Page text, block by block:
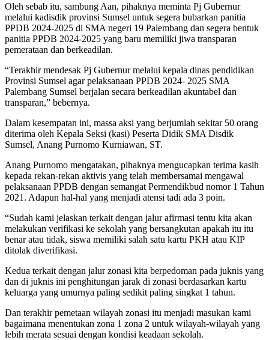
Oleh sebab itu, sambung Aan, pihaknya meminta Pj Gubernur
melalui kadisdik provinsi Sumsel untuk segera bubarkan panitia
PPDB 2024-2025 di SMA negeri 19 Palembang dan segera bentuk
panitia PPDB 2024-2025 yang baru memiliki jiwa transparan
pemerataan dan berkeadilan.
“Terakhir mendesak Pj Gubernur melalui kepala dinas pendidikan
Provinsi Sumsel agar pelaksanaan PPDB 2024- 2025 SMA
Palembang Sumsel berjalan secara berkeadilan akuntabel dan
transparan,” bebernya.
Dalam kesempatan ini, massa aksi yang berjumlah sekitar 50 orang
diterima oleh Kepala Seksi (kasi) Peserta Didik SMA Disdik
Sumsel, Anang Purnomo Kurniawan, ST.
Anang Purnomo mengatakan, pihaknya mengucapkan terima kasih
kepada rekan-rekan aktivis yang telah membersamai mengawal
pelaksanaan PPDB dengan semangat Permendikbud nomor 1 Tahun
2021. Adapun hal-hal yang menjadi atensi tadi ada 3 poin.
“Sudah kami jelaskan terkait dengan jalur afirmasi tentu kita akan
melakukan verifikasi ke sekolah yang bersangkutan apakah itu itu
benar atau tidak, siswa memiliki salah satu kartu PKH atau KIP
ditolak diverifikasi.
Kedua terkait dengan jalur zonasi kita berpedoman pada juknis yang
dan di juknis ini penghitungan jarak di zonasi berdasarkan kartu
keluarga yang umurnya paling sedikit paling singkat 1 tahun.
Dan terakhir pemetaan wilayah zonasi itu menjadi masukan kami
bagaimana menentukan zona 1 zona 2 untuk wilayah-wilayah yang
lebih merata sesuai dengan kondisi keadaan sekolah.